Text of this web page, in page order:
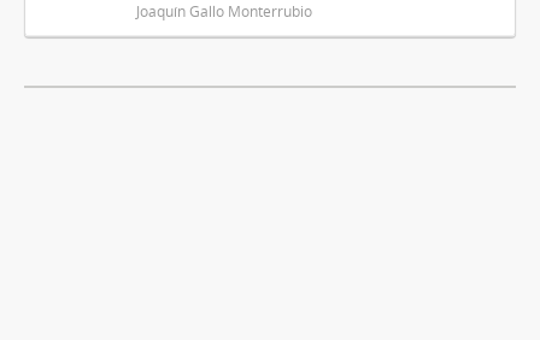
Joaquín Gallo Monterrubio